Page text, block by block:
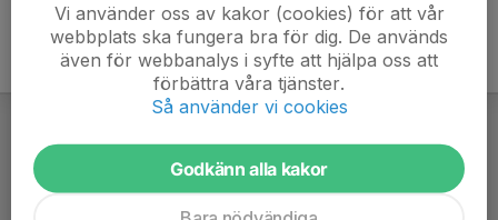
Vi använder oss av kakor (cookies) för att vår
webbplats ska fungera bra för dig. De används
även för webbanalys i syfte att hjälpa oss att
förbättra våra tjänster.
Så använder vi cookies
Godkänn alla kakor